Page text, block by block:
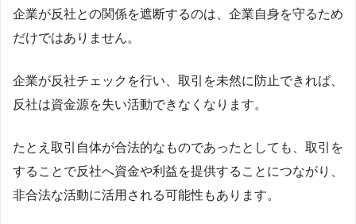
企業が反社との関係を遮断するのは、企業自身を守るため
だけではありません。
企業が反社チェックを行い、取引を未然に防止できれば、
反社は資金源を失い活動できなくなります。
たとえ取引自体が合法的なものであったとしても、取引を
することで反社へ資金や利益を提供することにつながり、
非合法な活動に活用される可能性もあります。